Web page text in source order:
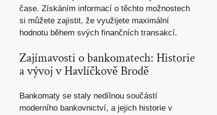
čase. Získáním informací o těchto možnostech
si můžete zajistit, že využijete maximální
hodnotu během svých finančních transakcí.
Zajímavosti o bankomatech: Historie
a vývoj v Havlíčkově Brodě
Bankomaty se staly nedílnou součástí
moderního bankovnictví, a jejich historie v